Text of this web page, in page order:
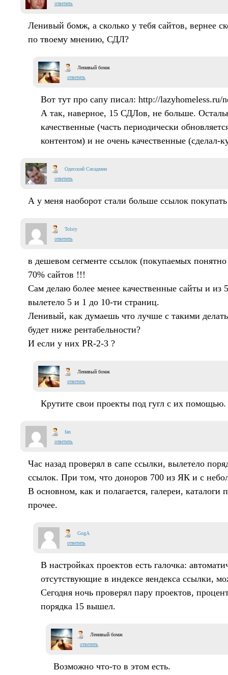
ответить
Ленивый бомж, а сколько у тебя сайтов, вернее
по твоему мнению, СДЛ?
Ленивый бомж
ответить
Вот тут про сапу писал: http://lazyhomeless.ru/
А так, наверное, 15 СДЛов, не больше.
качественные (часть периодически
контентом) и не очень качественные (сделал-
Одесский Сисадмин
ответить
А у меня наоборот стали больше ссылок покупать
Tolsty
ответить
в дешевом сегменте ссылок (покупаемых
70% сайтов !!!
Сам делаю более менее качественные сайты и из
вылетело 5 и 1 до 10-ти страниц.
Ленивый, как думаешь что лучше с такими делать
будет ниже рентабельности?
И если у них PR-2-3 ?
Ленивый бомж
ответить
Крутите свои проекты под гугл с их помощью.
fan
ответить
Час назад проверял в сапе ссылки, вылетело
ссылок. При том, что доноров 700 из ЯК и с
В основном, как и полагается, галереи, каталоги
прочее.
GogA
ответить
В настройках проектов есть галочка:
отсутствующие в индексе яендекса ссылки,
Сегодня ночь проверял пару проектов,
порядка 15 вышел.
Ленивый бомж
ответить
Возможно что-то в этом есть.